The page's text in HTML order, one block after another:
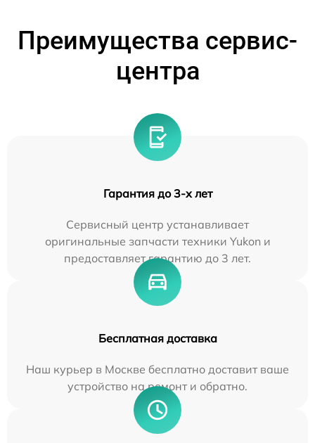
Преимущества сервис-
центра
Гарантия до 3-х лет
Сервисный центр устанавливает
оригинальные запчасти техники Yukon и
предоставляет гарантию до 3 лет.
Бесплатная доставка
Наш курьер в Москве бесплатно доставит ваше
устройство на ремонт и обратно.